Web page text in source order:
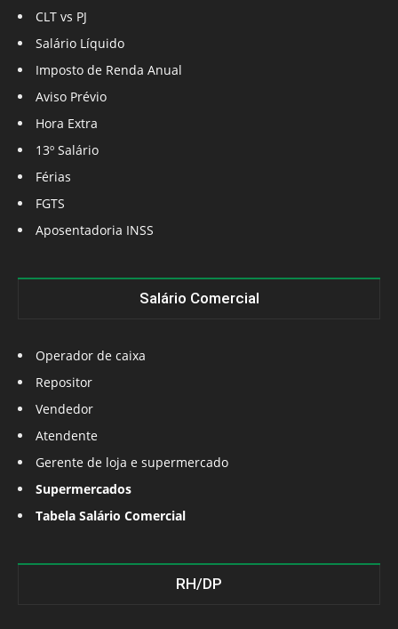
CLT vs PJ
Salário Líquido
Imposto de Renda Anual
Aviso Prévio
Hora Extra
13º Salário
Férias
FGTS
Aposentadoria INSS
Salário Comercial
Operador de caixa
Repositor
Vendedor
Atendente
Gerente de loja e supermercado
Supermercados
Tabela Salário Comercial
RH/DP